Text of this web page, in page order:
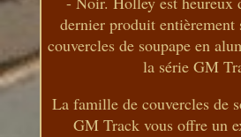
dernier produit entièrement
couvercles de soupape en
la série GM
La famille de couvercles de
GM Track vous offre un